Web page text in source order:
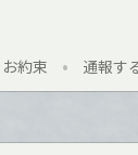
お約束 • 通報す